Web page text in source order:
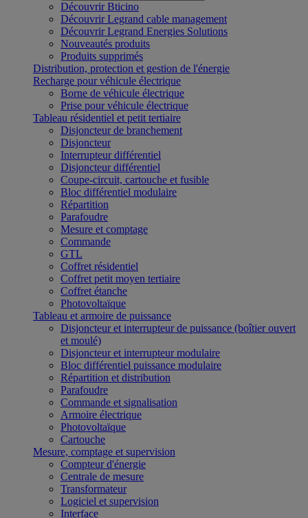
Découvrir Bticino
Découvrir Legrand cable management
Découvrir Legrand Energies Solutions
Nouveautés produits
Produits supprimés
Distribution, protection et gestion de l'énergie
Recharge pour véhicule électrique
Borne de véhicule électrique
Prise pour véhicule électrique
Tableau résidentiel et petit tertiaire
Disjoncteur de branchement
Disjoncteur
Interrupteur différentiel
Disjoncteur différentiel
Coupe-circuit, cartouche et fusible
Bloc différentiel modulaire
Répartition
Parafoudre
Mesure et comptage
Commande
GTL
Coffret résidentiel
Coffret petit moyen tertiaire
Coffret étanche
Photovoltaïque
Tableau et armoire de puissance
Disjoncteur et interrupteur de puissance (boîtier ouvert
et moulé)
Disjoncteur et interrupteur modulaire
Bloc différentiel puissance modulaire
Répartition et distribution
Parafoudre
Commande et signalisation
Armoire électrique
Photovoltaïque
Cartouche
Mesure, comptage et supervision
Compteur d'énergie
Centrale de mesure
Transformateur
Logiciel et supervision
Interface